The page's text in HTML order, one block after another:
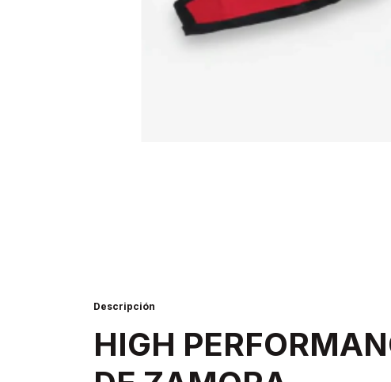
Descripción
HIGH